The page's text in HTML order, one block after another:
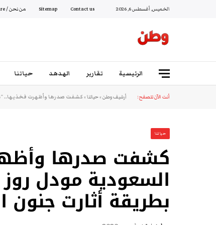
الخميس, أغسطس 6, 2026 Contact us
Sitemap من نحن / Who we are
الرئيسية تقارير الهدهد حياتنا
أنت الآن تتصفح: أرشيف وطن»حياتنا»كشفت صدرها وأظهرت فخذيها..
حياتنا
كشفت صدرها
السعودية مودل روز
بطريقة أثارت جنون